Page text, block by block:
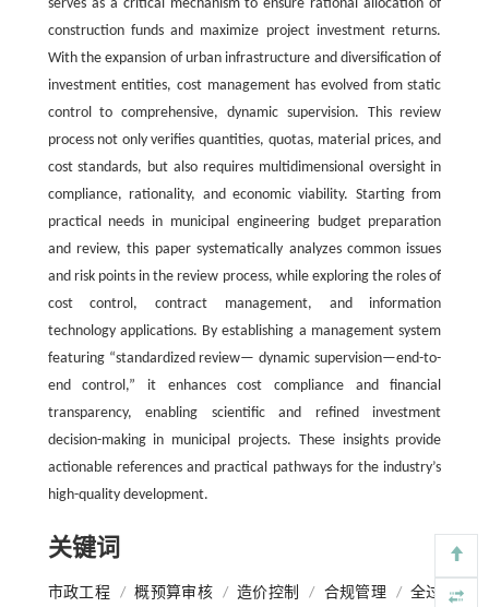
serves as a critical mechanism to ensure rational allocation of
construction funds and maximize project investment returns.
With the expansion of urban infrastructure and diversification of
investment entities, cost management has evolved from static
control to comprehensive, dynamic supervision. This review
process not only verifies quantities, quotas, material prices, and
cost standards, but also requires multidimensional oversight in
compliance, rationality, and economic viability. Starting from
practical needs in municipal engineering budget preparation
and review, this paper systematically analyzes common issues
and risk points in the review process, while exploring the roles of
cost control, contract management, and information
technology applications. By establishing a management system
featuring “standardized review— dynamic supervision—end-to-
end control,” it enhances cost compliance and financial
transparency, enabling scientific and refined investment
decision-making in municipal projects. These insights provide
actionable references and practical pathways for the industry’s
high-quality development.
关键词
市政工程 / 概预算审核 / 造价控制 / 合规管理 / 全过